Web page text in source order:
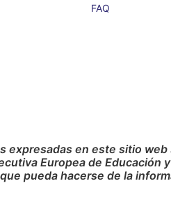
FAQ
expresadas en este sitio
Europea de Educación
pueda hacerse de la